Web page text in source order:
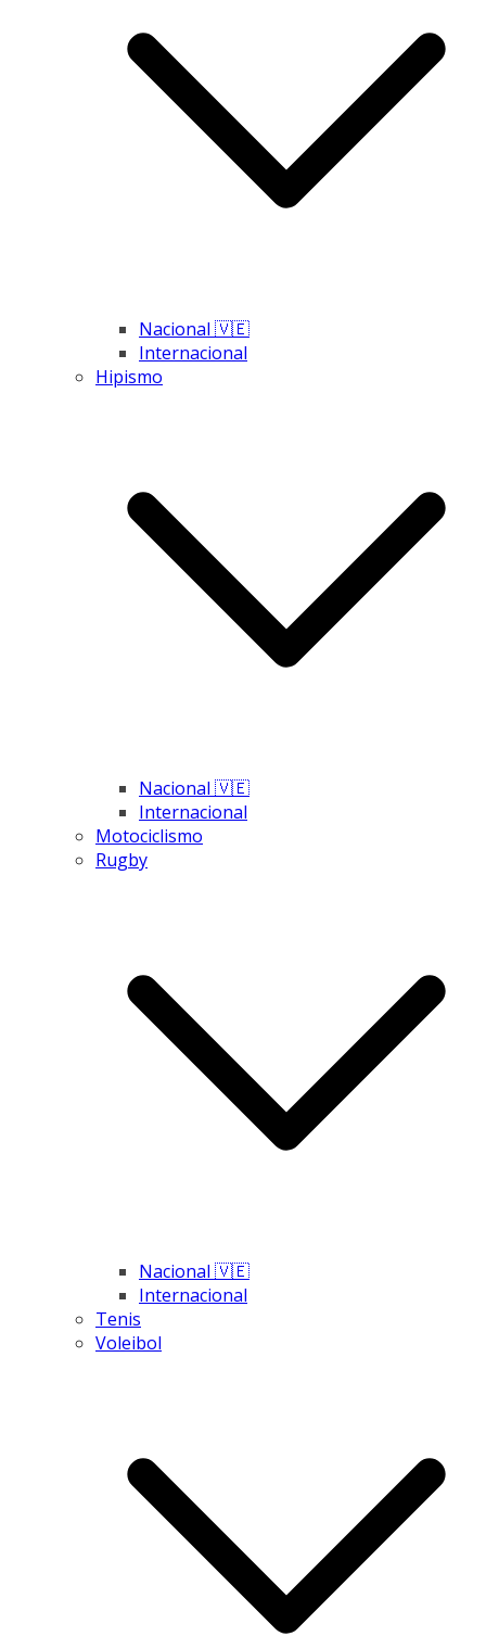
Nacional 🇻🇪
Internacional
Hipismo
Nacional 🇻🇪
Internacional
Motociclismo
Rugby
Nacional 🇻🇪
Internacional
Tenis
Voleibol